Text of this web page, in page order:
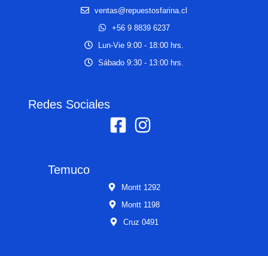
ventas@repuestosfarina.cl
+56 9 8839 6237
Lun-Vie 9:00 - 18:00 hrs.
Sábado 9:30 - 13:00 hrs.
Redes Sociales
Temuco
Montt 1292
Montt 1198
Cruz 0491